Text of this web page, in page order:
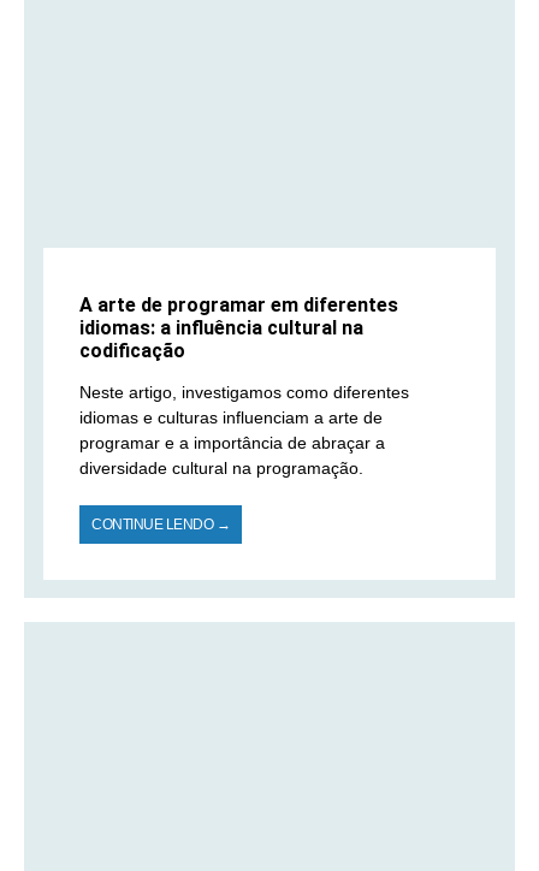
A arte de programar em diferentes
idiomas: a influência cultural na
codificação
Neste artigo, investigamos como diferentes
idiomas e culturas influenciam a arte de
programar e a importância de abraçar a
diversidade cultural na programação.
CONTINUE LENDO →